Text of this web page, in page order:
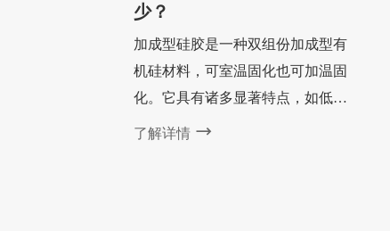
少？
加成型硅胶是一种双组份加成型有
机硅材料，可室温固化也可加温固
化。它具有诸多显著特点，如低收
缩率，交联过程中不放出低分子，
了解详情